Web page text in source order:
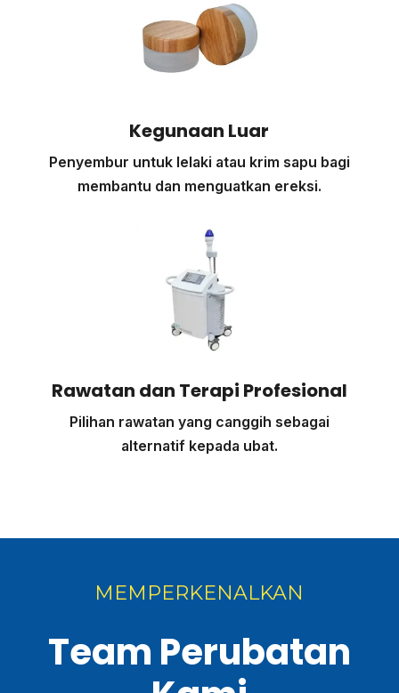
Kegunaan Luar
Penyembur untuk lelaki atau krim sapu bagi
membantu dan menguatkan ereksi.
Rawatan dan Terapi Profesional
Pilihan rawatan yang canggih sebagai
alternatif kepada ubat.
MEMPERKENALKAN
Team Perubatan